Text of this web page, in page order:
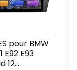
pour BMW
E92 E93
12